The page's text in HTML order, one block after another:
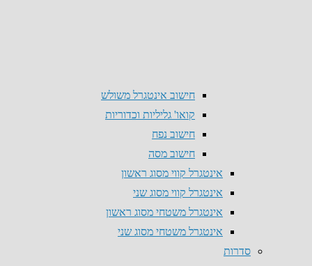
חישוב אינטגרל משולש
קואו' גליליות וכדוריות
חישוב נפח
חישוב מסה
אינטגרל קווי מסוג ראשון
אינטגרל קווי מסוג שני
אינטגרל משטחי מסוג ראשון
אינטגרל משטחי מסוג שני
סדרות